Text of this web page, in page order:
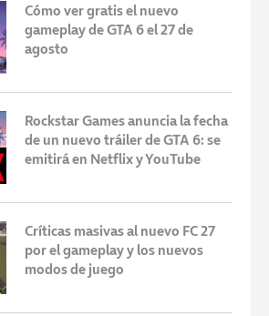
Cómo ver gratis el nuevo
gameplay de GTA 6 el 27 de
agosto
Rockstar Games anuncia la fecha
de un nuevo tráiler de GTA 6: se
emitirá en Netflix y YouTube
Críticas masivas al nuevo FC 27
por el gameplay y los nuevos
modos de juego